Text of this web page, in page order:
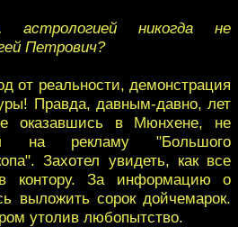
никогда не
Петрович?
от реальности, демонстрация
Правда, давным-давно, лет
оказавшись в Мюнхене, не
на рекламу "Большого
Захотел увидеть, как все
в контору. За информацию о
выложить сорок дойчемарок.
утолив любопытство.